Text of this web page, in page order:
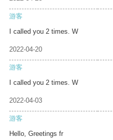
游客
I called you 2 times. W
2022-04-20
游客
I called you 2 times. W
2022-04-03
游客
Hello, Greetings fr